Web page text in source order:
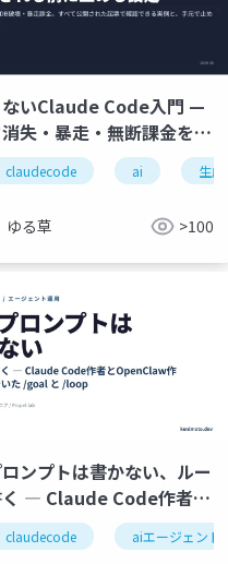
ないClaude Code入門 —
失・暴走・無断課金を防
選と設定
claudecode ai 生成ai
ゆる草 >100
ンプトは書かない、ルー
く ― Claude Code作者と
作者が辿り着いた
/loop
claudecode aiエージェント